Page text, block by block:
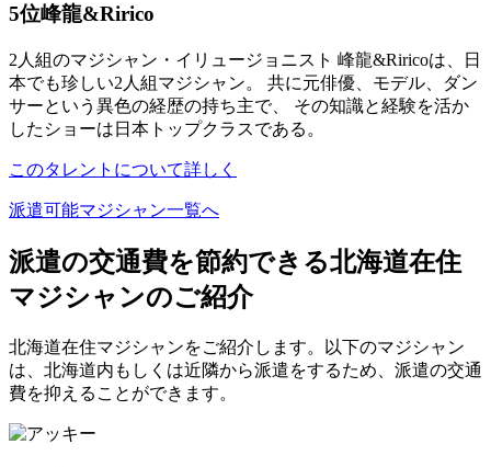
5位峰龍&Ririco
2人組のマジシャン・イリュージョニスト 峰龍&Riricoは、日
本でも珍しい2人組マジシャン。 共に元俳優、モデル、ダン
サーという異色の経歴の持ち主で、 その知識と経験を活か
したショーは日本トップクラスである。
このタレントについて詳しく
派遣可能マジシャン一覧へ
派遣の交通費を節約できる北海道在住
マジシャンのご紹介
北海道在住マジシャンをご紹介します。以下のマジシャン
は、北海道内もしくは近隣から派遣をするため、派遣の交通
費を抑えることができます。